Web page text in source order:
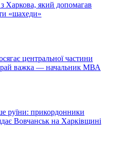
Харкова, який допомагав
«шахеди»
центральної частини
важка — начальник МВА
руїни: прикордонники
Вовчанськ на Харківщині